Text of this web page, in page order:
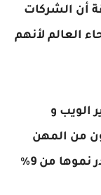
أن الشركات
العالم لأنهم
الويب و
من المهن
الجيدة للسنوات العشر القادمة و يقدر نموها من 9٪